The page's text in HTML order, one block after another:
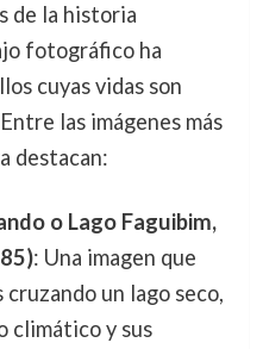
de la historia
fotográfico ha
cuyas vidas son
las imágenes más
destacan:
o Lago Faguibim,
: Una imagen que
un lago seco,
climático y sus